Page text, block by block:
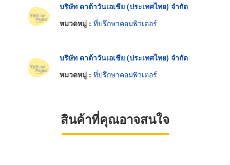
บริษัท ดาต้าวันเอเชีย (ประเทศไทย) จำกัด
หมวดหมู่ : ที่ปรึกษาคอมพิวเตอร์
บริษัท ดาต้าวันเอเชีย (ประเทศไทย) จำกัด
หมวดหมู่ : ที่ปรึกษาคอมพิวเตอร์
สินค้าที่คุณอาจสนใจ